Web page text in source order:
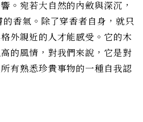
。宛若大自然的內斂與深沉，
香氣。除了穿香者自身，就只
外親近的人才能感受。它的木
的風情，對我們來說，它是對
有熟悉珍貴事物的一種自我認